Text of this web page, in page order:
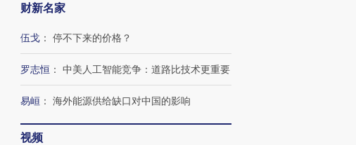
财新名家
伍戈 ： 停不下来的价格？
罗志恒 ： 中美人工智能竞争：道路比技术更重要
易峘 ： 海外能源供给缺口对中国的影响
视频